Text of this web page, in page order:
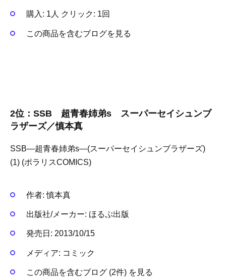
購入 : 1人 クリック: 1回
この商品を含むブログを見る
2位：SSB 超青春姉弟s スーパーセイシュンブ
ラザーズ／慎本真
SSB―超青春姉弟s―(スーパーセイシュンブラザーズ)
(1) (ポラリスCOMICS)
作者: 慎本真
出版社/メーカー: ほるぷ出版
発売日: 2013/10/15
メディア: コミック
この商品を含むブログ (2件) を見る